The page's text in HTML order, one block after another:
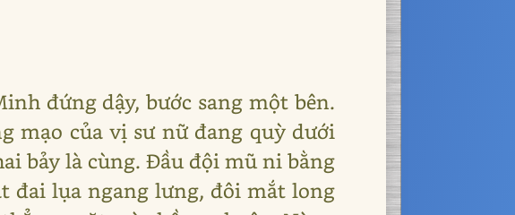
đứng dậy, bước sang một bên.
mạo của vị sư nữ đang quỳ dưới
bảy là cùng. Đầu đội mũ ni bằng
đai lụa ngang lưng, đôi mắt long